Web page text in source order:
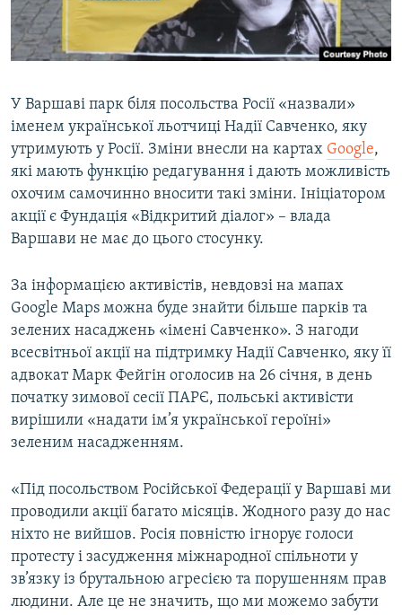
СПЕЦПРОЄКТИ
ПОДКАСТИ
КРИМ РЕАЛІЇ
РУС
УКР
КТАТ
ДОЛУЧАЙСЯ!
Усі сайти RFE/RL
У Варшаві парк біля посольства Росії «назвали»
іменем української льотчиці Надії Савченко, яку
утримують у Росії. Зміни внесли на картах Google,
які мають функцію редагування і дають можливість
охочим самочинно вносити такі зміни. Ініціатором
акції є Фундація «Відкритий діалог» – влада
Варшави не має до цього стосунку.
За інформацією активістів, невдовзі на мапах
Google Maps можна буде знайти більше парків та
зелених насаджень «імені Савченко». З нагоди
всесвітньої акції на підтримку Надії Савченко, яку її
адвокат Марк Фейгін оголосив на 26 січня, в день
початку зимової сесії ПАРЄ, польські активісти
вирішили «надати ім’я української героїні»
зеленим насадженням.
«Під посольством Російської Федерації у Варшаві ми
проводили акції багато місяців. Жодного разу до нас
ніхто не вийшов. Росія повністю ігнорує голоси
протесту і засудження міжнародної спільноти у
зв’язку із брутальною агресією та порушенням прав
людини. Але це не значить, що ми можемо забути